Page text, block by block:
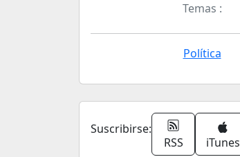
Temas :
Política
Suscribirse:
RSS
iTunes